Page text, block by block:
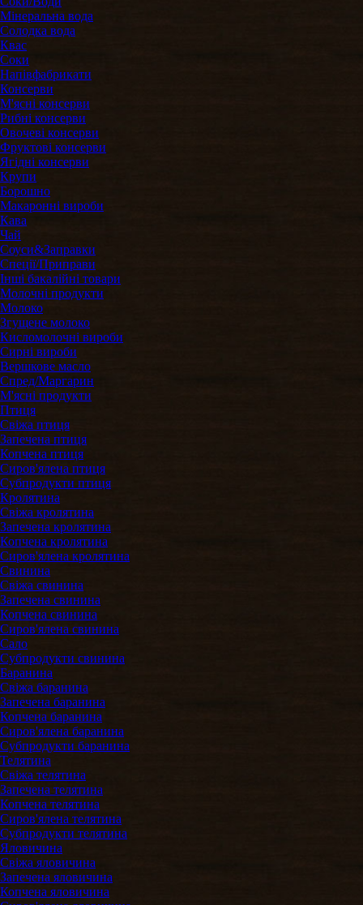
Мінеральна вода
Солодка вода
Квас
Соки
Напівфабрикати
Консерви
М'ясні консерви
Рибні консерви
Овочеві консерви
Фруктові консерви
Ягідні консерви
Крупи
Борошно
Макаронні вироби
Кава
Чай
Соуси&Заправки
Спеції/Приправи
Інші бакалійні товари
Молочні продукти
Молоко
Згущене молоко
Кисломолочні вироби
Сирні вироби
Вершкове масло
Спред/Маргарин
М'ясні продукти
Птиця
Свіжа птиця
Запечена птиця
Копчена птиця
Сиров'ялена птиця
Субпродукти птиця
Кролятина
Свіжа кролятина
Запечена кролятина
Копчена кролятина
Сиров'ялена кролятина
Свинина
Свіжа свинина
Запечена свинина
Копчена свинина
Сиров'ялена свинина
Сало
Субпродукти cвинина
Баранина
Свіжа баранина
Запечена баранина
Копчена баранина
Сиров'ялена баранина
Субпродукти баранина
Телятина
Свіжа телятина
Запечена телятина
Копчена телятина
Сиров'ялена телятина
Субпродукти телятина
Яловичина
Свіжа яловичина
Запечена яловичина
Копчена яловичина